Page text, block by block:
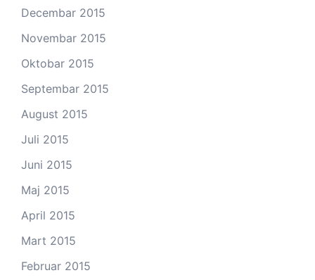
Decembar 2015
Novembar 2015
Oktobar 2015
Septembar 2015
August 2015
Juli 2015
Juni 2015
Maj 2015
April 2015
Mart 2015
Februar 2015